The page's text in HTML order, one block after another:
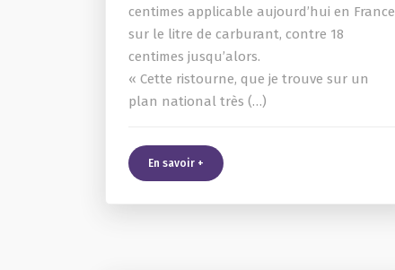
centimes applicable aujourd’hui en France
sur le litre de carburant, contre 18
centimes jusqu’alors.
« Cette ristourne, que je trouve sur un
plan national très (…)
En savoir +